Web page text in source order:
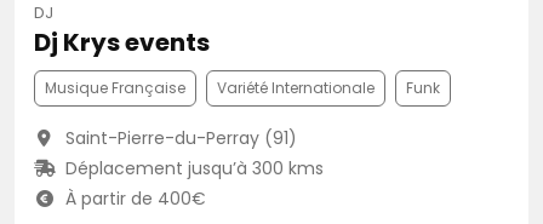
DJ
Dj Krys events
Musique Française Variété Internationale Funk
Saint-Pierre-du-Perray (91)
Déplacement jusqu’à 300 kms
À partir de 400€